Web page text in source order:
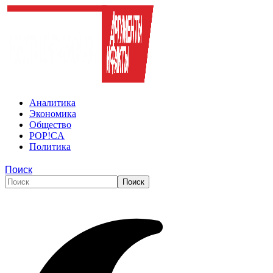
Аналитика
Экономика
Общество
POP!CA
Политика
Поиск